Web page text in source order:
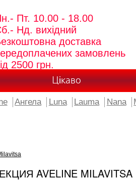
Пт. 10.00 - 18.00
Нд. вихідний
доставка
замовлень
2500 грн.
Цікаво
Ангела Luna Lauma Nana
AVELINE MILAVITSA